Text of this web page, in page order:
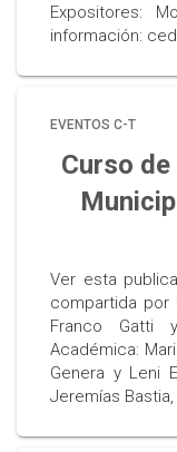
Expositores:
información:
EVENTOS C-T
Curso
Ver esta
compartida por
Franco Gatti
Académica:
Genera y Leni
Jeremías